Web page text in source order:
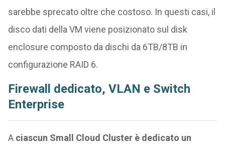
sarebbe sprecato oltre che costoso. In questi casi, il
disco dati della VM viene posizionato sul disk
enclosure composto da dischi da 6TB/8TB in
configurazione RAID 6.
Firewall dedicato, VLAN e Switch
Enterprise
A ciascun Small Cloud Cluster è dedicato un